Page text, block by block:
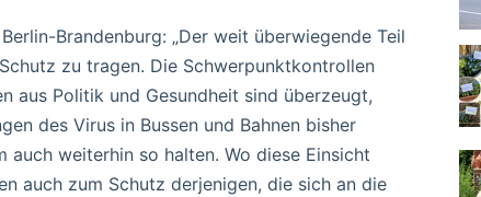
Brandenburg: „Der weit überwiegende Teil
zu tragen. Die Schwerpunktkontrollen
aus Politik und Gesundheit sind überzeugt,
des Virus in Bussen und Bahnen bisher
weiterhin so halten. Wo diese Einsicht
auch zum Schutz derjenigen, die sich an die